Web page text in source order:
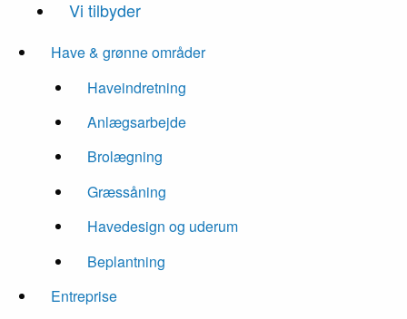
Vi tilbyder
Have & grønne områder
Haveindretning
Anlægsarbejde
Brolægning
Græssåning
Havedesign og uderum
Beplantning
Entreprise